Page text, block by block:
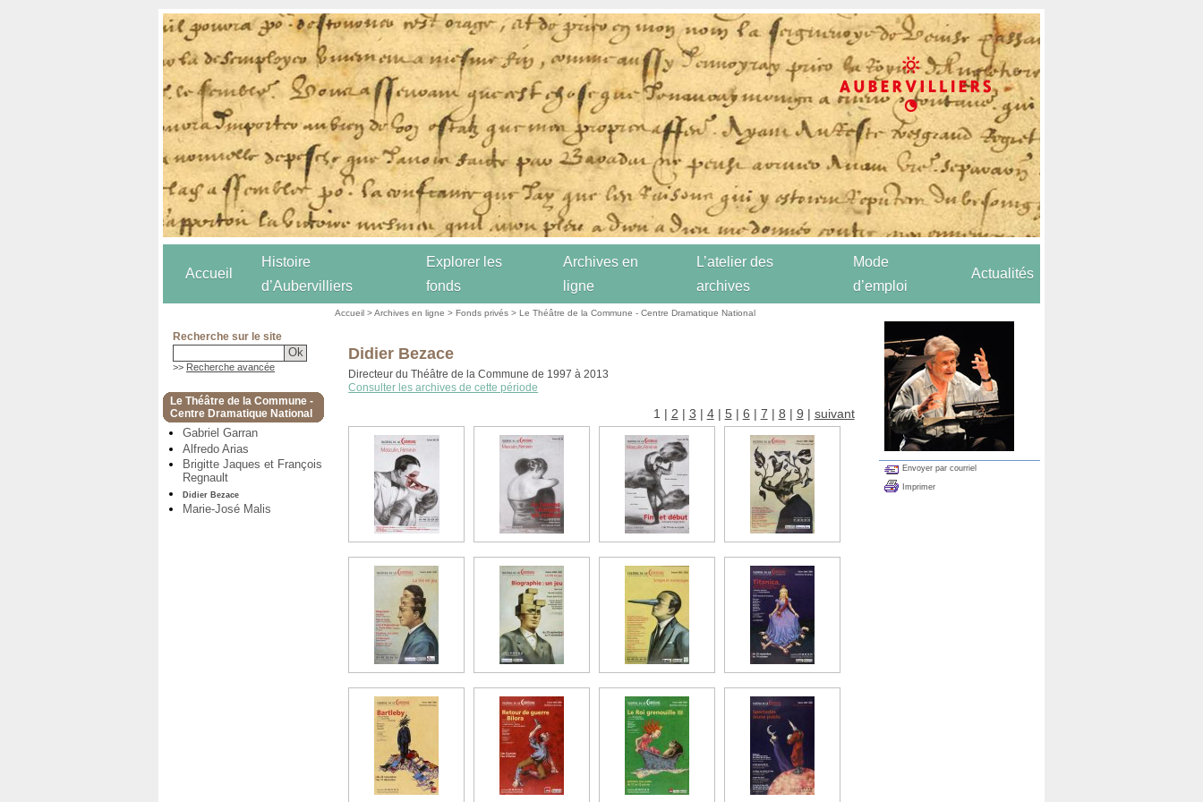
Accueil
Histoire
d’Aubervilliers
Explorer les
fonds
Archives en
ligne
L’atelier des
archives
Mode
d’emploi
Actualités
Recherche sur le site
>> Recherche avancée
Le Théâtre de la Commune -
Centre Dramatique National
Gabriel Garran
Alfredo Arias
Brigitte Jaques et François
Regnault
Didier Bezace
Marie-José Malis
Accueil >Archives en ligne >Fonds privés >Le Théâtre de la Commune - Centre Dramatique National
Didier Bezace
Directeur du Théâtre de la Commune de 1997 à 2013
Consulter les archives de cette période
1 | 2 | 3 | 4| 5| 6 | 7 | 8 | 9 | suivant
Envoyer par courriel
Imprimer